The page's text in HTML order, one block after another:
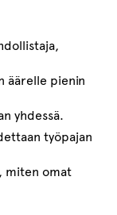
äärelle pienin
yhdessä.
työpajan
miten omat